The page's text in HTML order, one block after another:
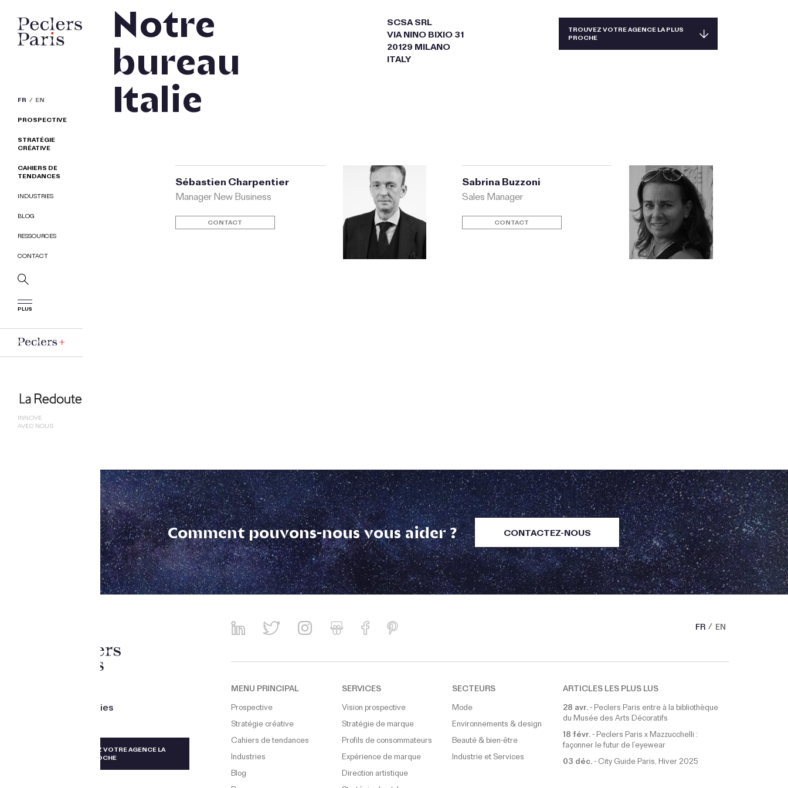
FR
EN
PROSPECTIVE
STRATÉGIE
CRÉATIVE
CAHIERS DE
TENDANCES
INDUSTRIES
BLOG
RESSOURCES
CONTACT
PLUS
INNOVE
AVEC NOUS
Notre
bureau
Italie
SCSA SRL
VIA NINO BIXIO 31
20129 MILANO
ITALY
TROUVEZ VOTRE AGENCE LA PLUS
PROCHE
ÉTATS-UNIS, CANADA, MEXIQUE
Sébastien Charpentier
Manager New Business
CONTACT
Sabrina Buzzoni
Sales Manager
CONTACT
Comment pouvons-nous vous aider ? CONTACTEZ-NOUS
singularities
TROUVEZ VOTRE AGENCE LA
PLUS PROCHE
ALLEMAGNE, AUTRICHE, SUISSE
FR EN
MENU PRINCIPAL
Prospective
Stratégie créative
Cahiers de tendances
Industries
Blog
SERVICES
Vision prospective
Stratégie de marque
Profils de consommateurs
Expérience de marque
Direction artistique
SECTEURS
Mode
Environnements & design
Beauté & bien-être
Industrie et Services
ARTICLES LES PLUS LUS
28 avr.-Peclers Paris entre à la bibliothèque
du Musée des Arts Décoratifs
18 févr.-Peclers Paris x Mazzucchelli :
façonner le futur de l’eyewear
03 déc.-City Guide Paris, Hiver 2025